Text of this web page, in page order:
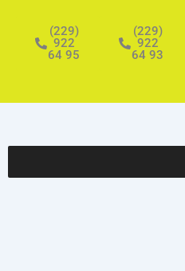
contenido
(229)
922
64 95
(229)
922
64 93